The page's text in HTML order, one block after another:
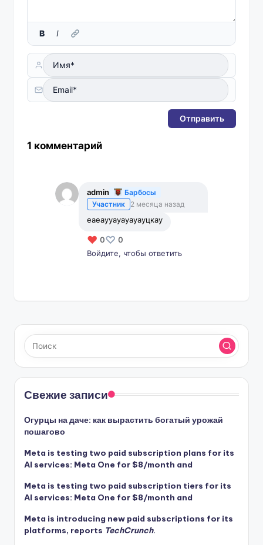
B I
Отправить
1 комментарий
admin
Барбосы
Участник
2 месяца назад
еаеаууауауауауцкау
0
0
Войдите, чтобы ответить
Свежие записи
Огурцы на даче: как вырастить богатый урожай
пошагово
Meta is testing two paid subscription plans for its
AI services: Meta One for $8/month and
Meta is testing two paid subscription tiers for its
AI services: Meta One for $8/month and
Meta is introducing new paid subscriptions for its
platforms, reports TechCrunch.